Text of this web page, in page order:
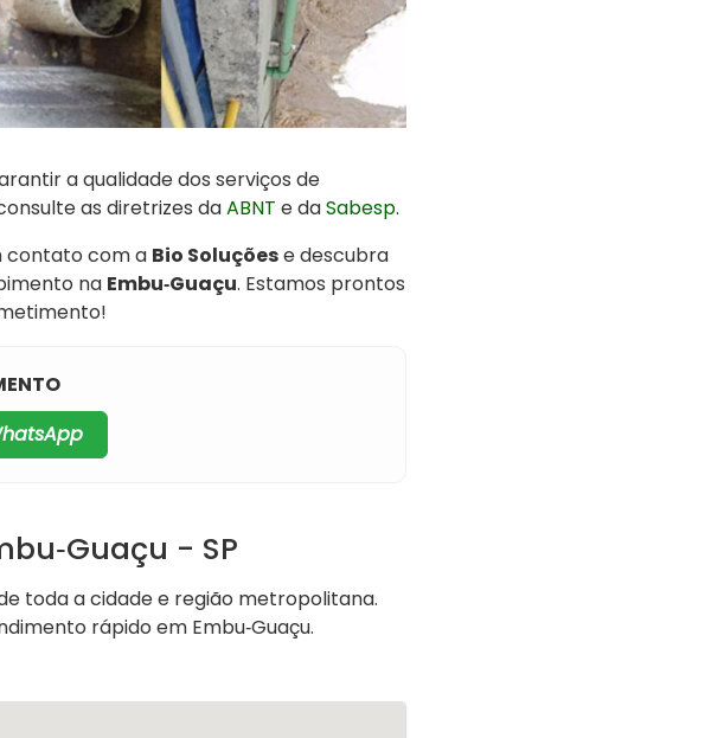
a qualidade dos serviços de
as diretrizes daABNT e daSabesp.
contato com a Bio Soluçõese descubra
na Embu‑Guaçu. Estamos prontos
- SP
toda a cidade e região metropolitana.
rápido em Embu‑Guaçu.